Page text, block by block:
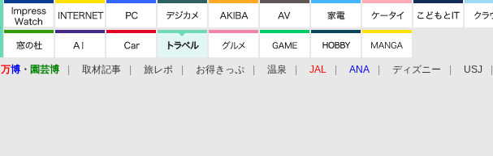
万博 ・ 園芸博 取材記事 旅レポ お得きっぷ 温泉 JAL ANA ディズニー USJ